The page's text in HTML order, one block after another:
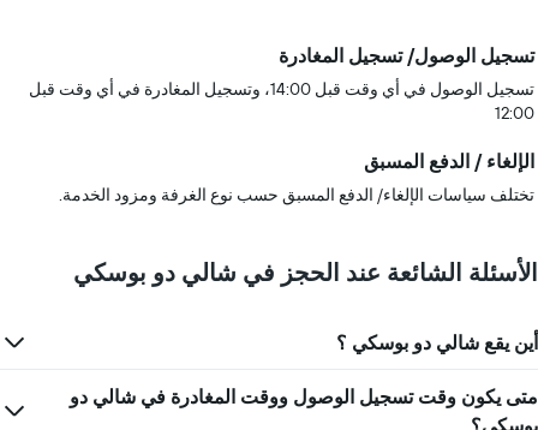
تسجيل الوصول/ تسجيل المغادرة
تسجيل الوصول في أي وقت قبل 14:00، وتسجيل المغادرة في أي وقت قبل
12:00
الإلغاء / الدفع المسبق
تختلف سياسات الإلغاء/ الدفع المسبق حسب نوع الغرفة ومزود الخدمة.
الأسئلة الشائعة عند الحجز في شالي دو بوسكي
أين يقع شالي دو بوسكي ؟
متى يكون وقت تسجيل الوصول ووقت المغادرة في شالي دو
بوسكي؟